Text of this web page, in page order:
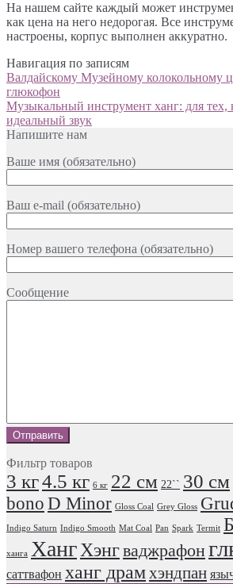
На нашем сайте каждый может
как цена на него недорогая. Все
настроены, корпус выполнен аккуратно.
Навигация по записям
Валдайскому Музейному колокольному
глюкофон
Музыкальный инструмент ханг: для тех,
идеальный звук
Напишите нам
Ваше имя (обязательно)
Ваш e-mail (обязательно)
Номер вашего телефона (обязательно)
Сообщение
Фильтр товаров
3 кг4.5 кг 6 кг 22 см 22`` 30 см
bono D Minor Gloss Coal Grey Gloss
Indigo Saturn Indigo Smooth Mat Coal Pan Spark Termit
ханга ХангХэнгваджрафон
саттвафон ханг драмхэндпан